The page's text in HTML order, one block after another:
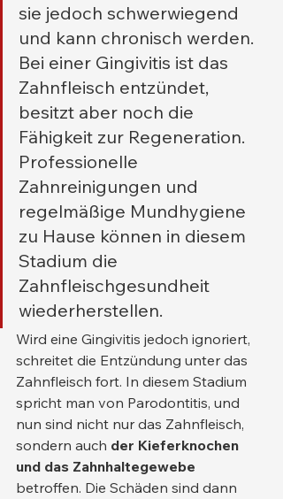
sie jedoch schwerwiegend
und kann chronisch werden.
Bei einer Gingivitis ist das
Zahnfleisch entzündet,
besitzt aber noch die
Fähigkeit zur Regeneration.
Professionelle
Zahnreinigungen und
regelmäßige Mundhygiene
zu Hause können in diesem
Stadium die
Zahnfleischgesundheit
wiederherstellen.
Wird eine Gingivitis jedoch ignoriert,
schreitet die Entzündung unter das
Zahnfleisch fort. In diesem Stadium
spricht man von Parodontitis, und
nun sind nicht nur das Zahnfleisch,
sondern auch der Kieferknochen
und das Zahnhaltegewebe
betroffen. Die Schäden sind dann